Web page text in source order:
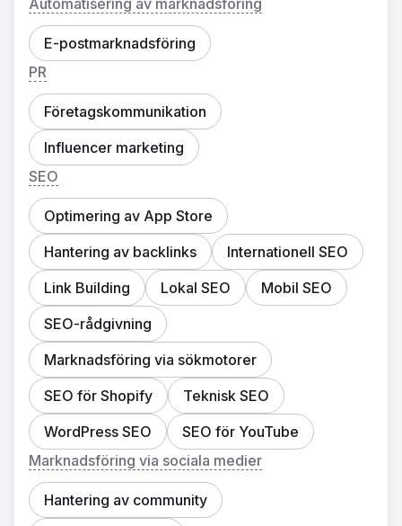
Automatisering av marknadsföring
E-postmarknadsföring
PR
Företagskommunikation
Influencer marketing
SEO
Optimering av App Store
Hantering av backlinks
Internationell SEO
Link Building
Lokal SEO
Mobil SEO
SEO-rådgivning
Marknadsföring via sökmotorer
SEO för Shopify
Teknisk SEO
WordPress SEO
SEO för YouTube
Marknadsföring via sociala medier
Hantering av community